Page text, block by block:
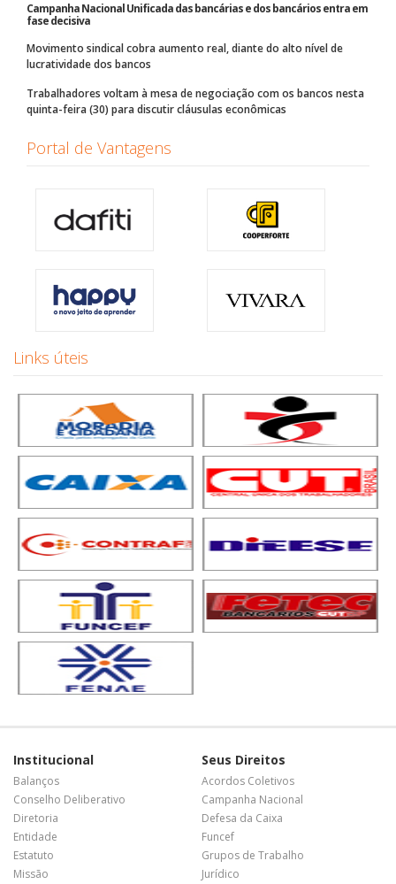
Campanha Nacional Unificada das bancárias e dos bancários entra em
fase decisiva
Movimento sindical cobra aumento real, diante do alto nível de
lucratividade dos bancos
Trabalhadores voltam à mesa de negociação com os bancos nesta
quinta-feira (30) para discutir cláusulas econômicas
Portal de Vantagens
Links úteis
Institucional
Balanços
Conselho Deliberativo
Diretoria
Entidade
Estatuto
Missão
Seus Direitos
Acordos Coletivos
Campanha Nacional
Defesa da Caixa
Funcef
Grupos de Trabalho
Jurídico